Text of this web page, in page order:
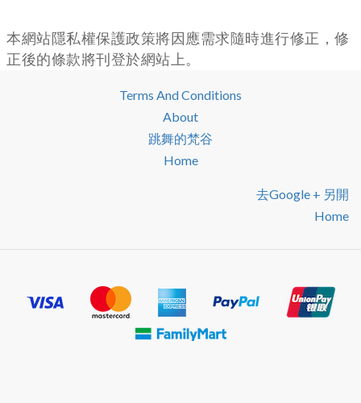
本網站隱私權保護政策將因應需求隨時進行修正，修
正後的條款將刊登於網站上。
Terms And Conditions
About
跳舞的梵谷
Home
去google + 另開
Home